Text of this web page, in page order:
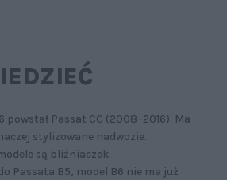
powstał Passat CC (2008–2016). Ma
stylizowane nadwozie.
są bliźniaczek.
Passata B5, model B6 nie ma już